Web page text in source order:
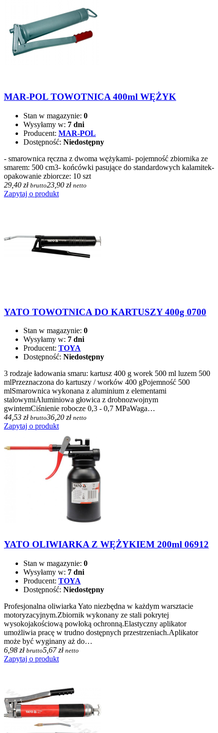
MAR-POL TOWOTNICA 400ml WĘŻYK
Stan w magazynie: 0
Wysyłamy w: 7 dni
Producent: MAR-POL
Dostępność: Niedostępny
- smarownica ręczna z dwoma wężykami- pojemność zbiornika ze
smarem: 500 cm3- końcówki pasujące do standardowych kalamitek-
opakowanie zbiorcze: 10 szt
29,40 zł brutto23,90 zł netto
Zapytaj o produkt
YATO TOWOTNICA DO KARTUSZY 400g 0700
Stan w magazynie: 0
Wysyłamy w: 7 dni
Producent: TOYA
Dostępność: Niedostępny
3 rodzaje ładowania smaru: kartusz 400 g worek 500 ml luzem 500
mlPrzeznaczona do kartuszy / worków 400 gPojemność 500
mlSmarownica wykonana z aluminium z elementami
stalowymiAluminiowa głowica z drobnozwojnym
gwintemCiśnienie robocze 0,3 - 0,7 MPaWaga…
44,53 zł brutto36,20 zł netto
Zapytaj o produkt
YATO OLIWIARKA Z WĘŻYKIEM 200ml 06912
Stan w magazynie: 0
Wysyłamy w: 7 dni
Producent: TOYA
Dostępność: Niedostępny
Profesjonalna oliwiarka Yato niezbędna w każdym warsztacie
motoryzacyjnym.Zbiornik wykonany ze stali pokrytej
wysokojakościową powłoką ochronną.Elastyczny aplikator
umożliwia pracę w trudno dostępnych przestrzeniach.Aplikator
może być wyginany aż do…
6,98 zł brutto5,67 zł netto
Zapytaj o produkt